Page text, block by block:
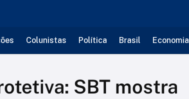
Colunistas Política Brasil Economia
SBT mostra